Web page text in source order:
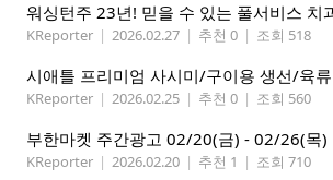
워싱턴주 23년! 믿을 수 있는 풀서비스 치
KReporter | 2026.02.27 | 추천 0 | 조회 518
KReporter | 2026.02.25 | 추천 0 | 조회 560
부한마켓 주간광고 02/20(금) - 02/26(목)
KReporter | 2026.02.20 | 추천 1 | 조회 710